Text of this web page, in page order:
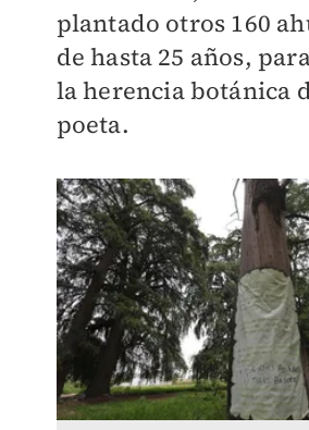
plantado otros 160
de hasta 25 años,
la herencia botánica
poeta.